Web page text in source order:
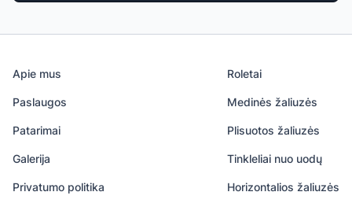
Apie mus
Paslaugos
Patarimai
Galerija
Privatumo politika
Roletai
Medinės žaliuzės
Plisuotos žaliuzės
Tinkleliai nuo uodų
Horizontalios žaliuzės